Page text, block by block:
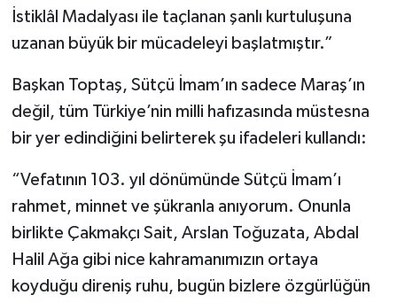
İstiklâl Madalyası ile taçlanan şanlı kurtuluşuna
uzanan büyük bir mücadeleyi başlatmıştır.”
Başkan Toptaş, Sütçü İmam’ın sadece Maraş’ın
değil, tüm Türkiye’nin milli hafızasında müstesna
bir yer edindiğini belirterek şu ifadeleri kullandı:
“Vefatının 103. yıl dönümünde Sütçü İmam’ı
rahmet, minnet ve şükranla anıyorum. Onunla
birlikte Çakmakçı Sait, Arslan Toğuzata, Abdal
Halil Ağa gibi nice kahramanımızın ortaya
koyduğu direniş ruhu, bugün bizlere özgürlüğün